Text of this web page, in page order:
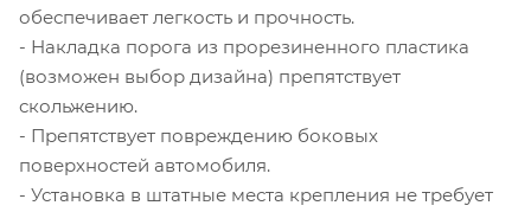
обеспечивает легкость и прочность.
- Накладка порога из прорезиненного пластика
(возможен выбор дизайна) препятствует
скольжению.
- Препятствует повреждению боковых
поверхностей автомобиля.
- Установка в штатные места крепления не требует